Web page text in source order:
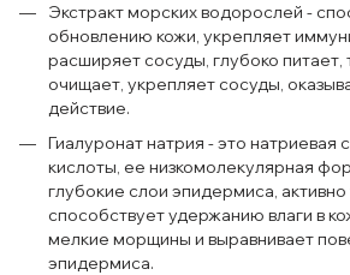
Экстракт морских водорослей -
обновлению кожи, укрепляет
расширяет сосуды, глубоко питает,
очищает, укрепляет сосуды,
действие.
Гиалуронат натрия - это натриевая
кислоты, ее низкомолекулярная
глубокие слои эпидермиса,
способствует удержанию влаги в
мелкие морщины и выравнивает
эпидермиса.